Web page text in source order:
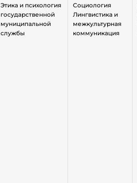
Этика и психология
государственной
муниципальной
службы
Социология
Лингвистика и
межкультурная
коммуникация